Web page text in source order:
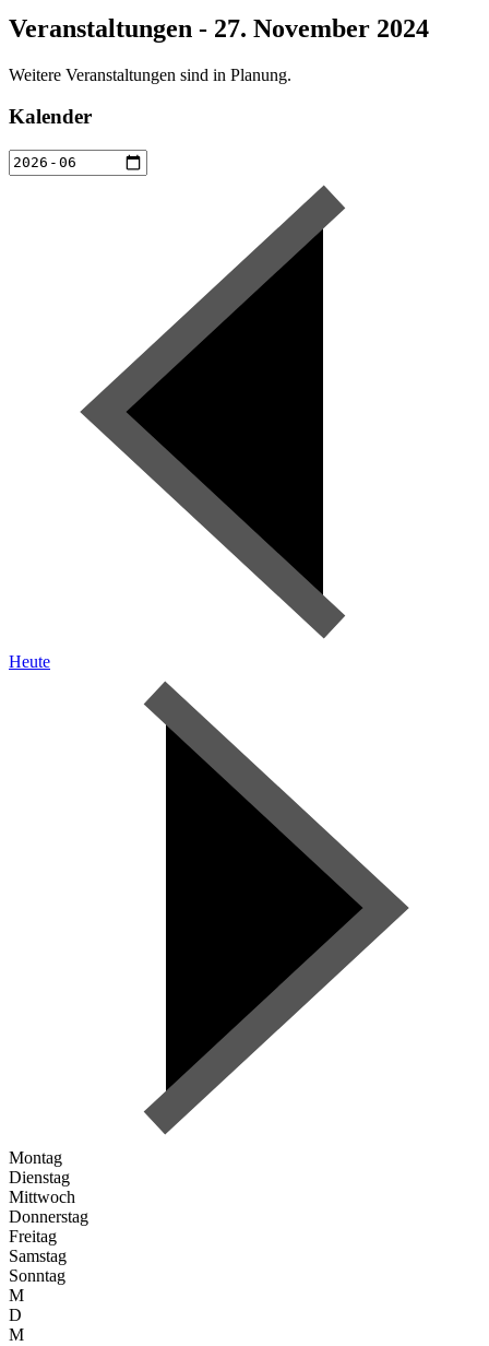
Veranstaltungen - 27. November 2024
Weitere Veranstaltungen sind in Planung.
Kalender
Heute
Montag
Dienstag
Mittwoch
Donnerstag
Freitag
Samstag
Sonntag
M
D
M